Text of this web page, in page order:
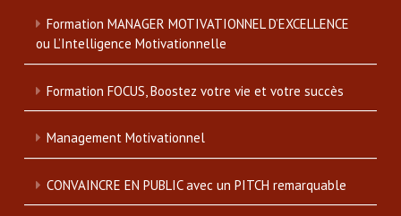
Formation MANAGER MOTIVATIONNEL D’EXCELLENCE
ou L’Intelligence Motivationnelle
Formation FOCUS, Boostez votre vie et votre succès
Management Motivationnel
CONVAINCRE EN PUBLIC avec un PITCH remarquable